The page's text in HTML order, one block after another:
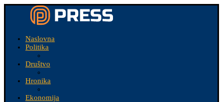
Naslovna
Politika
Društvo
Hronika
Ekonomija